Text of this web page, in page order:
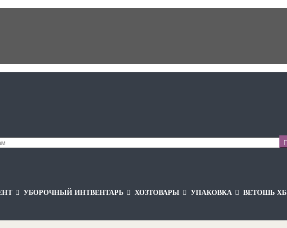
УБОРОЧНЫЙ ИНТВЕНТАРЬ ХОЗТОВАРЫ УПАКОВКА ВЕТОШЬ ХБ